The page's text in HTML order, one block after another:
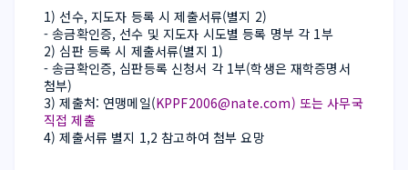
1) 선수, 지도자 등록 시 제출서류(별지 2)
- 송금확인증, 선수 및 지도자 시도별 등록 명부 각 1부
2) 심판 등록 시 제출서류(별지 1)
- 송금확인증, 심판등록 신청서 각 1부(학생은 재학증명서
첨부)
3) 제출처: 연맹메일(KPPF2006@nate.com) 또는 사무국
직접 제출
4) 제출서류 별지 1,2 참고하여 첨부 요망